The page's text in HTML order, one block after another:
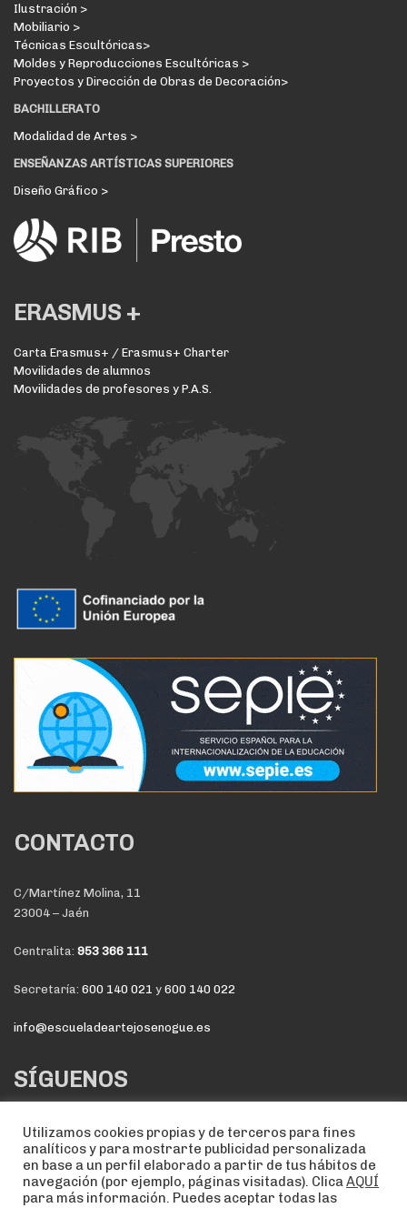
Ilustración >
Mobiliario >
Técnicas Escultóricas>
Moldes y Reproducciones Escultóricas >
Proyectos y Dirección de Obras de Decoración>
BACHILLERATO
Modalidad de Artes >
ENSEÑANZAS ARTÍSTICAS SUPERIORES
Diseño Gráfico >
ERASMUS +
Carta Erasmus+ / Erasmus+ Charter
Movilidades de alumnos
Movilidades de profesores y P.A.S.
CONTACTO
C/Martínez Molina, 11
23004 – Jaén
Centralita: 953 366 111
Secretaría: 600 140 021 y 600 140 022
info@escueladeartejosenogue.es
SÍGUENOS
Utilizamos cookies propias y de terceros para fines
analíticos y para mostrarte publicidad personalizada
en base a un perfil elaborado a partir de tus hábitos de
navegación (por ejemplo, páginas visitadas). ClicaAQUÍ
para más información. Puedes aceptar todas las